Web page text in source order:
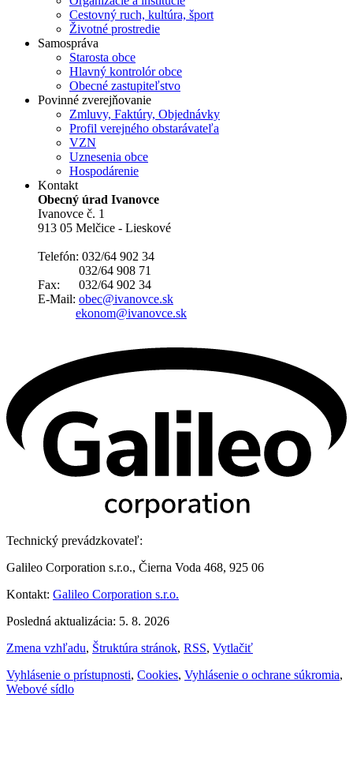
Cestovný ruch, kultúra, šport
Životné prostredie
Samospráva
Starosta obce
Hlavný kontrolór obce
Obecné zastupiteľstvo
Povinné zverejňovanie
Zmluvy, Faktúry, Objednávky
Profil verejného obstarávateľa
VZN
Uznesenia obce
Hospodárenie
Kontakt
Obecný úrad Ivanovce
Ivanovce č. 1
913 05 Melčice - Lieskové
Telefón: 032/64 902 34
032/64 908 71
Fax: 032/64 902 34
E-Mail: obec@ivanovce.sk
ekonom@ivanovce.sk
Technický prevádzkovateľ:
Galileo Corporation s.r.o., Čierna Voda 468, 925 06
Kontakt: Galileo Corporation s.r.o.
Posledná aktualizácia: 5. 8. 2026
Zmena vzhľadu, Štruktúra stránok, RSS, Vytlačiť
Vyhlásenie o prístupnosti, Cookies, Vyhlásenie o ochrane súkromia,
Webové sídlo